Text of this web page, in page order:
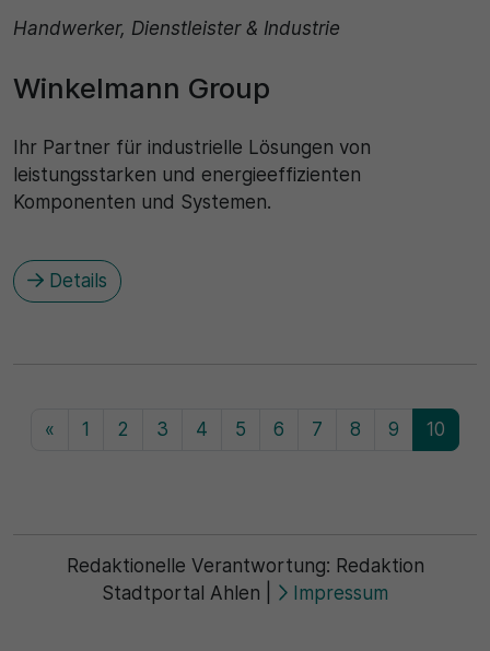
Handwerker, Dienstleister & Industrie
Winkelmann Group
Ihr Partner für industrielle Lösungen von
leistungsstarken und energieeffizienten
Komponenten und Systemen.
Details
« 1 2 3 4 5 6 7 8 9 10
Redaktionelle Verantwortung: Redaktion
Stadtportal Ahlen
Impressum